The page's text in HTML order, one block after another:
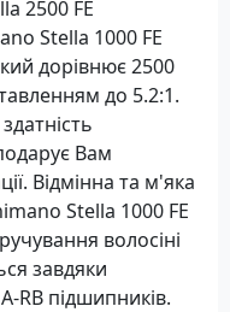
2500 FE
Stella 1000 FE
дорівнює 2500
до 5.2:1.
Вам
Відмінна та м'яка
Stella 1000 FE
волосіні
завдяки
RB підшипників.